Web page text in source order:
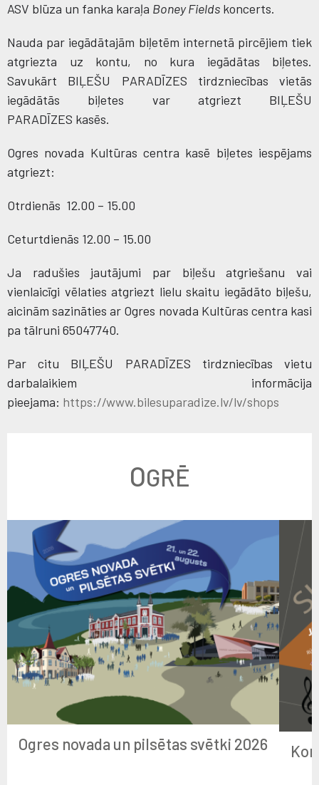
ASV blūza un fanka karaļa Boney Fields koncerts.
Nauda par iegādātajām biļetēm internetā pircējiem tiek
atgriezta uz kontu, no kura iegādātas biļetes.
Savukārt BIĻEŠU PARADĪZES tirdzniecības vietās
iegādātās biļetes var atgriezt BIĻEŠU
PARADĪZES kasēs.
Ogres novada Kultūras centra kasē biļetes iespējams
atgriezt:
Otrdienās 12.00 – 15.00
Ceturtdienās 12.00 – 15.00
Ja radušies jautājumi par biļešu atgriešanu vai
vienlaicīgi vēlaties atgriezt lielu skaitu iegādāto biļešu,
aicinām sazināties ar Ogres novada Kultūras centra kasi
pa tālruni 65047740.
Par citu BIĻEŠU PARADĪZES tirdzniecības vietu
darbalaikiem informācija
pieejama: https://www.bilesuparadize.lv/lv/shops
OGRĒ
Ogres novada un pilsētas svētki 2026